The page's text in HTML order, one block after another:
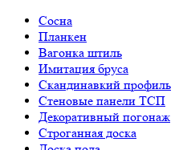
Сосна
Планкен
Вагонка штиль
Имитация бруса
Скандинавкий профиль
Стеновые панели ТСП
Декоративный погонаж
Строганная доска